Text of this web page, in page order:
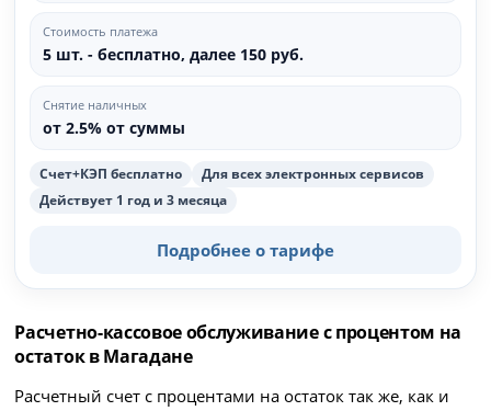
Стоимость платежа
5 шт. - бесплатно, далее 150 руб.
Снятие наличных
от 2.5% от суммы
Счет+КЭП бесплатно
Для всех электронных сервисов
Действует 1 год и 3 месяца
Подробнее о тарифе
Расчетно-кассовое обслуживание с процентом на
остаток в Магадане
Расчетный счет с процентами на остаток так же, как и